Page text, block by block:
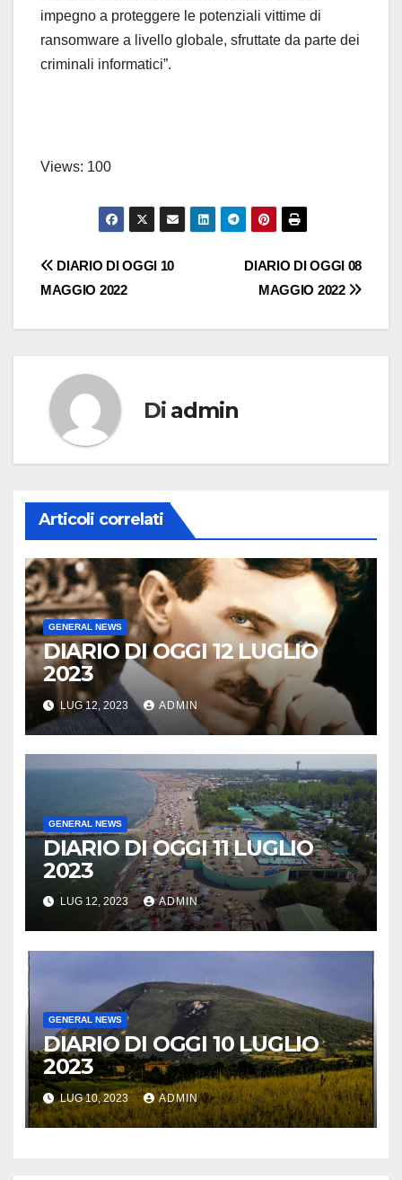
impegno a proteggere le potenziali vittime di
ransomware a livello globale, sfruttate da parte dei
criminali informatici”.
Views: 100
Navigazione
DIARIO DI OGGI 08
MAGGIO 2022
DIARIO DI OGGI 10
MAGGIO 2022
Di admin
Articoli correlati
GENERAL NEWS
DIARIO DI OGGI 12 LUGLIO
2023
LUG 12, 2023 ADMIN
GENERAL NEWS
DIARIO DI OGGI 11 LUGLIO
2023
LUG 12, 2023 ADMIN
GENERAL NEWS
DIARIO DI OGGI 10 LUGLIO
2023
LUG 10, 2023 ADMIN